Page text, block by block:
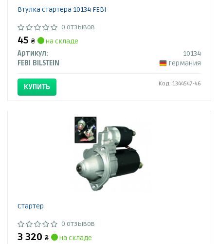
Втулка стартера 10134 FEBI
0 отзывов
45 ₴
на складе
Артикул:
10134
FEBI BILSTEIN
Германия
КУПИТЬ Код: 1344547-46
Стартер
0 отзывов
3 320 ₴
на складе